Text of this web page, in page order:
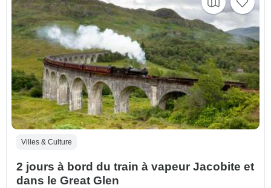
Villes & Culture
2 jours à bord du train à vapeur Jacobite et
dans le Great Glen